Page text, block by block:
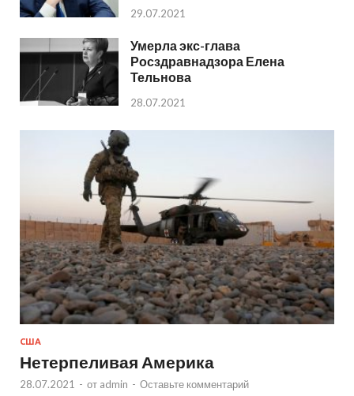
29.07.2021
Умерла экс-глава
Росздравнадзора Елена
Тельнова
28.07.2021
США
Нетерпеливая Америка
28.07.2021 - от admin - Оставьте комментарий